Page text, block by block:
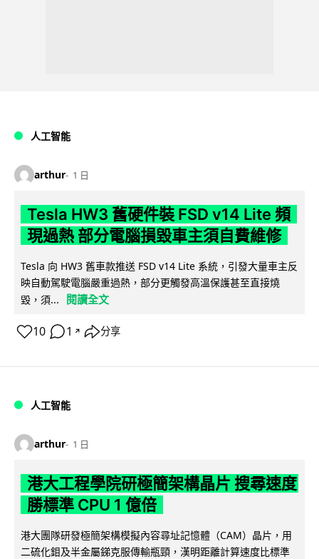
人工智能
arthur 1 日
Tesla HW3 舊硬件裝 FSD v14 Lite 頻
現過熱 部分電腦損毀車主須自費維修
Tesla 向 HW3 舊車款推送 FSD v14 Lite 系統，引發大量車主反
映自動駕駛電腦嚴重過熱，部分更觸發高溫保護甚至直接燒
毀，須...
閱讀全文
10 1 ↗ 分享
人工智能
arthur 1 日
港大工程學院研極簡架構晶片 搜尋速度
勝標準 CPU 1 億倍
港大團隊研發極簡架構模擬內容尋址記憶體（CAM）晶片，用
二硫化鉬及半金屬銻克服傳輸瓶頸，漢明距離計算速度比標準